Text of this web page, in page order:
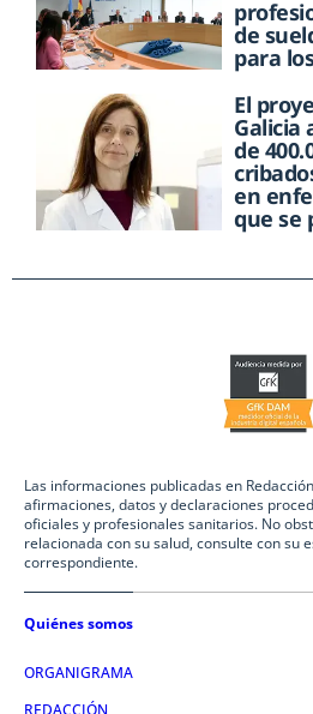
de
para
El
Galicia
de
en
que se
Las informaciones publicadas en
afirmaciones, datos y declaraciones
oficiales y profesionales sanitarios. No
relacionada con su salud, consulte con su
correspondiente.
Quiénes somos
ORGANIGRAMA